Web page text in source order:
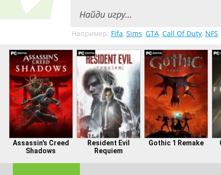
Например: Fifa, Sims, GTA, Call Of Duty, NFS,
Assassin's Creed
Shadows
Resident Evil
Requiem
Gothic 1 Remake